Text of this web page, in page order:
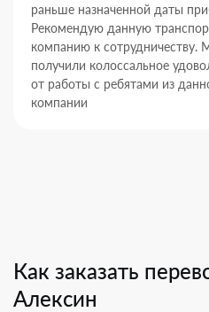
раньше назначенной даты
Рекомендую данную
компанию к сотрудничеству.
получили колоссальное
от работы с ребятами из
компании
Как заказать
Алексин